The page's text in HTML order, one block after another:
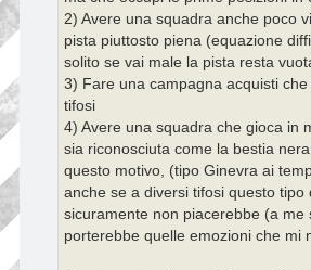
2) Avere una squadra anche poco
pista piuttosto piena (equazione
solito se vai male la pista resta
3) Fare una campagna acquisti
tifosi
4) Avere una squadra che gioca in
sia riconosciuta come la bestia
questo motivo, (tipo Ginevra ai
anche se a diversi tifosi questo tipo
sicuramente non piacerebbe (a me
porterebbe quelle emozioni che mi